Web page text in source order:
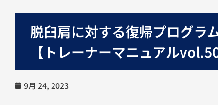
脱臼肩に対する復帰プログ
【トレーナーマニュアル
9月 24, 2023